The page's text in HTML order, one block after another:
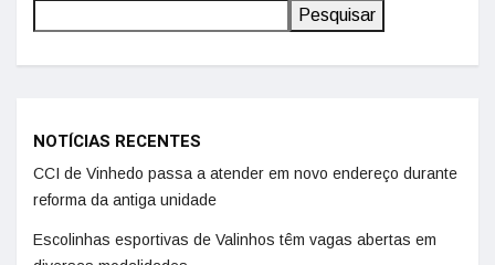
Pesquisar
NOTÍCIAS RECENTES
CCI de Vinhedo passa a atender em novo endereço durante
reforma da antiga unidade
Escolinhas esportivas de Valinhos têm vagas abertas em